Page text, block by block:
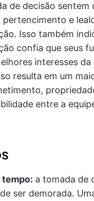
de decisão sentem
pertencimento e
Isso também
confia que seus
interesses da
resulta em um
entre a
tempo: a tomada de
ser demorada.